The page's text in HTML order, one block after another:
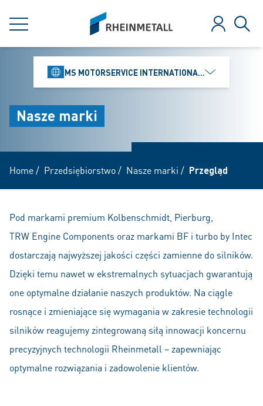
MENU
siteLogo
Zaloguj
MS MOTORSERVICE INTERNATIONAL GMBH
Nasze marki
Home/ Przedsiębiorstwo/ Nasze marki / Przegląd
Pod markami premium Kolbenschmidt, Pierburg,
TRW Engine Components oraz markami BF i turbo by Intec
dostarczają najwyższej jakości części zamienne do silników.
Dzięki temu nawet w ekstremalnych sytuacjach gwarantują
one optymalne działanie naszych produktów. Na ciągle
rosnące i zmieniające się wymagania w zakresie technologii
silników reagujemy zintegrowaną siłą innowacji koncernu
precyzyjnych technologii Rheinmetall – zapewniając
optymalne rozwiązania i zadowolenie klientów.